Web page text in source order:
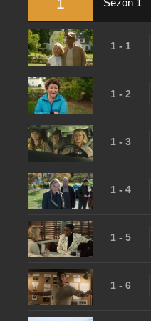
Sezon 1
1 - 1
1 - 2
1 - 3
1 - 4
1 - 5
1 - 6